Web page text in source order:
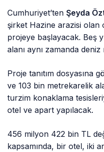
Cumhuriyet’ten Şeyda
şirket Hazine arazisi olan
projeye başlayacak. Beş
alanı aynı zamanda deniz
Proje tanıtım dosyasına
ve 103 bin metrekarelik
turzim konaklama
otel ve apart yapılacak.
456 milyon 422 bin TL
kapsamında, bir otel, iki